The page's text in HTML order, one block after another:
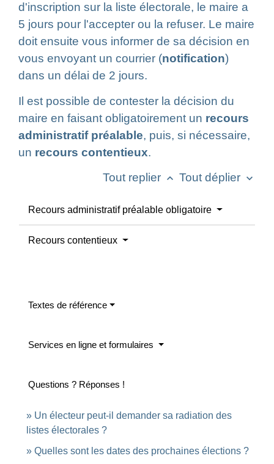
d'inscription sur la liste électorale, le maire a
5 jours pour l'accepter ou la refuser. Le maire
doit ensuite vous informer de sa décision en
vous envoyant un courrier (notification)
dans un délai de 2 jours.
Il est possible de contester la décision du
maire en faisant obligatoirement un recours
administratif préalable, puis, si nécessaire,
un recours contentieux.
Tout replier keyboard_arrow_up Tout déplier keyboard_arrow_down
Recours administratif préalable obligatoire
Recours contentieux
Textes de référence
Services en ligne et formulaires
Questions ? Réponses !
Un électeur peut-il demander sa radiation des
listes électorales ?
Quelles sont les dates des prochaines élections ?